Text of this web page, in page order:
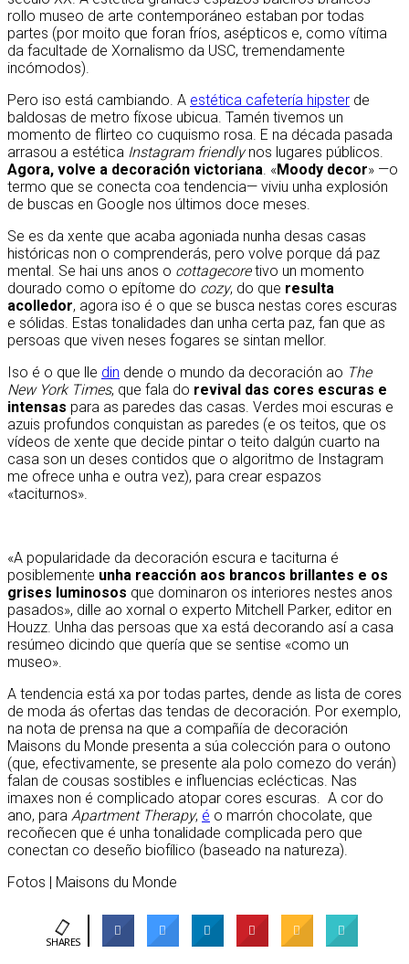
rollo museo de arte contemporáneo estaban por todas
partes (por moito que foran fríos, asépticos e, como vítima
da facultade de Xornalismo da USC, tremendamente
incómodos).
Pero iso está cambiando. A estética cafetería hipster de
baldosas de metro fíxose ubicua. Tamén tivemos un
momento de flirteo co cuquismo rosa. E na década pasada
arrasou a estética Instagram friendlynos lugares públicos.
Agora, volve a decoración victoriana. «Moody decor» —o
termo que se conecta coa tendencia— viviu unha explosión
de buscas en Google nos últimos doce meses.
Se es da xente que acaba agoniada nunha desas casas
históricas non o comprenderás, pero volve porque dá paz
mental. Se hai uns anos o cottagecoretivo un momento
dourado como o epítome do cozy, do que resulta
acolledor, agora iso é o que se busca nestas cores escuras
e sólidas. Estas tonalidades dan unha certa paz, fan que as
persoas que viven neses fogares se sintan mellor.
Iso é o que lle din dende o mundo da decoración ao The
New York Times, que fala do revival das cores escuras e
intensas para as paredes das casas. Verdes moi escuras e
azuis profundos conquistan as paredes (e os teitos, que os
vídeos de xente que decide pintar o teito dalgún cuarto na
casa son un deses contidos que o algoritmo de Instagram
me ofrece unha e outra vez), para crear espazos
«taciturnos».
«A popularidade da decoración escura e taciturna é
posiblemente unha reacción aos brancos brillantes e os
grises luminosos que dominaron os interiores nestes anos
pasados», dille ao xornal o experto Mitchell Parker, editor en
Houzz. Unha das persoas que xa está decorando así a casa
resúmeo dicindo que quería que se sentise «como un
museo».
A tendencia está xa por todas partes, dende as lista de cores
de moda ás ofertas das tendas de decoración. Por exemplo,
na nota de prensa na que a compañía de decoración
Maisons du Monde presenta a súa colección para o outono
(que, efectivamente, se presente ala polo comezo do verán)
falan de cousas sostibles e influencias eclécticas. Nas
imaxes non é complicado atopar cores escuras. A cor do
ano, para Apartment Therapy, é o marrón chocolate, que
recoñecen que é unha tonalidade complicada pero que
conectan co deseño biofílico (baseado na natureza).
Fotos | Maisons du Monde
SHARES